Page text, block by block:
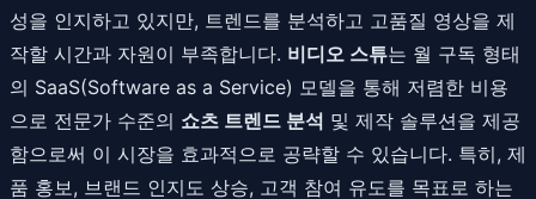
성을 인지하고 있지만, 트렌드를 분석하고 고품질 영상을 제
작할 시간과 자원이 부족합니다. 비디오 스튜는 월 구독 형태
의 SaaS(Software as a Service) 모델을 통해 저렴한 비용
으로 전문가 수준의 쇼츠 트렌드 분석 및 제작 솔루션을 제공
함으로써 이 시장을 효과적으로 공략할 수 있습니다. 특히, 제
품 홍보, 브랜드 인지도 상승, 고객 참여 유도를 목표로 하는